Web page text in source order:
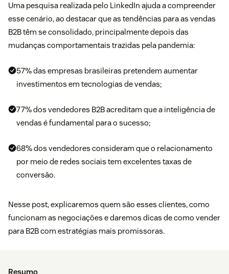
Uma pesquisa realizada pelo LinkedIn ajuda a compreender
esse cenário, ao destacar que as tendências para as vendas
B2B têm se consolidado, principalmente depois das
mudanças comportamentais trazidas pela pandemia:
57% das empresas brasileiras pretendem aumentar
investimentos em tecnologias de vendas;
77% dos vendedores B2B acreditam que a inteligência de
vendas é fundamental para o sucesso;
68% dos vendedores consideram que o relacionamento
por meio de redes sociais tem excelentes taxas de
conversão.
Nesse post, explicaremos quem são esses clientes, como
funcionam as negociações e daremos dicas de como vender
para B2B com estratégias mais promissoras.
Resumo